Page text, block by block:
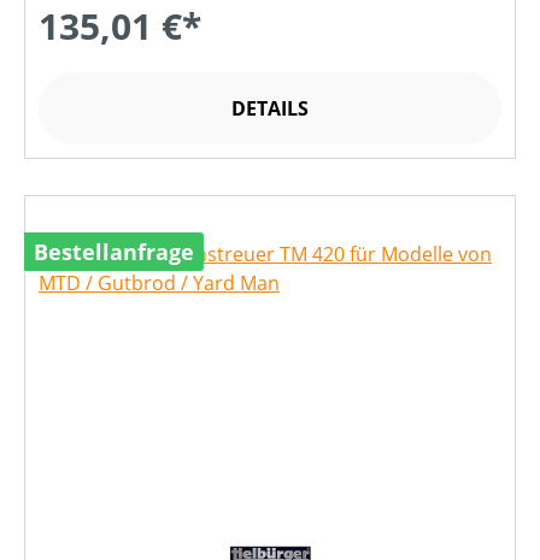
135,01 €*
DETAILS
Bestellanfrage